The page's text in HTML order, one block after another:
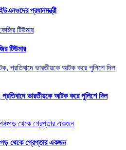
প্রধানমন্ত্রী
টিউমার
ভারতীয়কে আটক করে পুলিশে দিল
থেকে গ্রেপ্তার একজন